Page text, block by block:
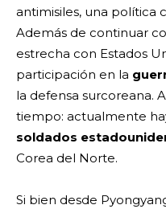
antimisiles, una política
Además de continuar
estrecha con Estados
participación en la
la defensa surcoreana.
tiempo: actualmente
soldados
Corea del Norte.
Si bien desde